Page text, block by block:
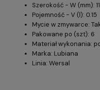
Szerokość - W (mm):
Pojemność - V (l): 0.15
Mycie w zmywarce:
Pakowane po (szt): 6
Materiał wykonania:
Marka: Lubiana
Linia: Wersal